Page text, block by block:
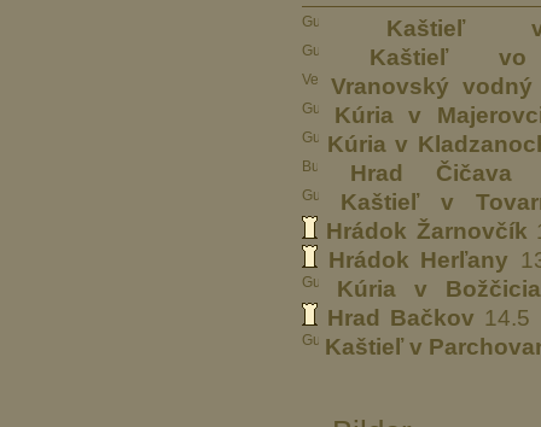
Kaštieľ
Kaštieľ
Vranovský vodný
Kúria v
Kúria v
Hrad Čičava
Kaštieľ v
Hrádok Žarnovčík
Hrádok Herľany
Kúria v
Hrad Bačkov 14.5
Kaštieľ v